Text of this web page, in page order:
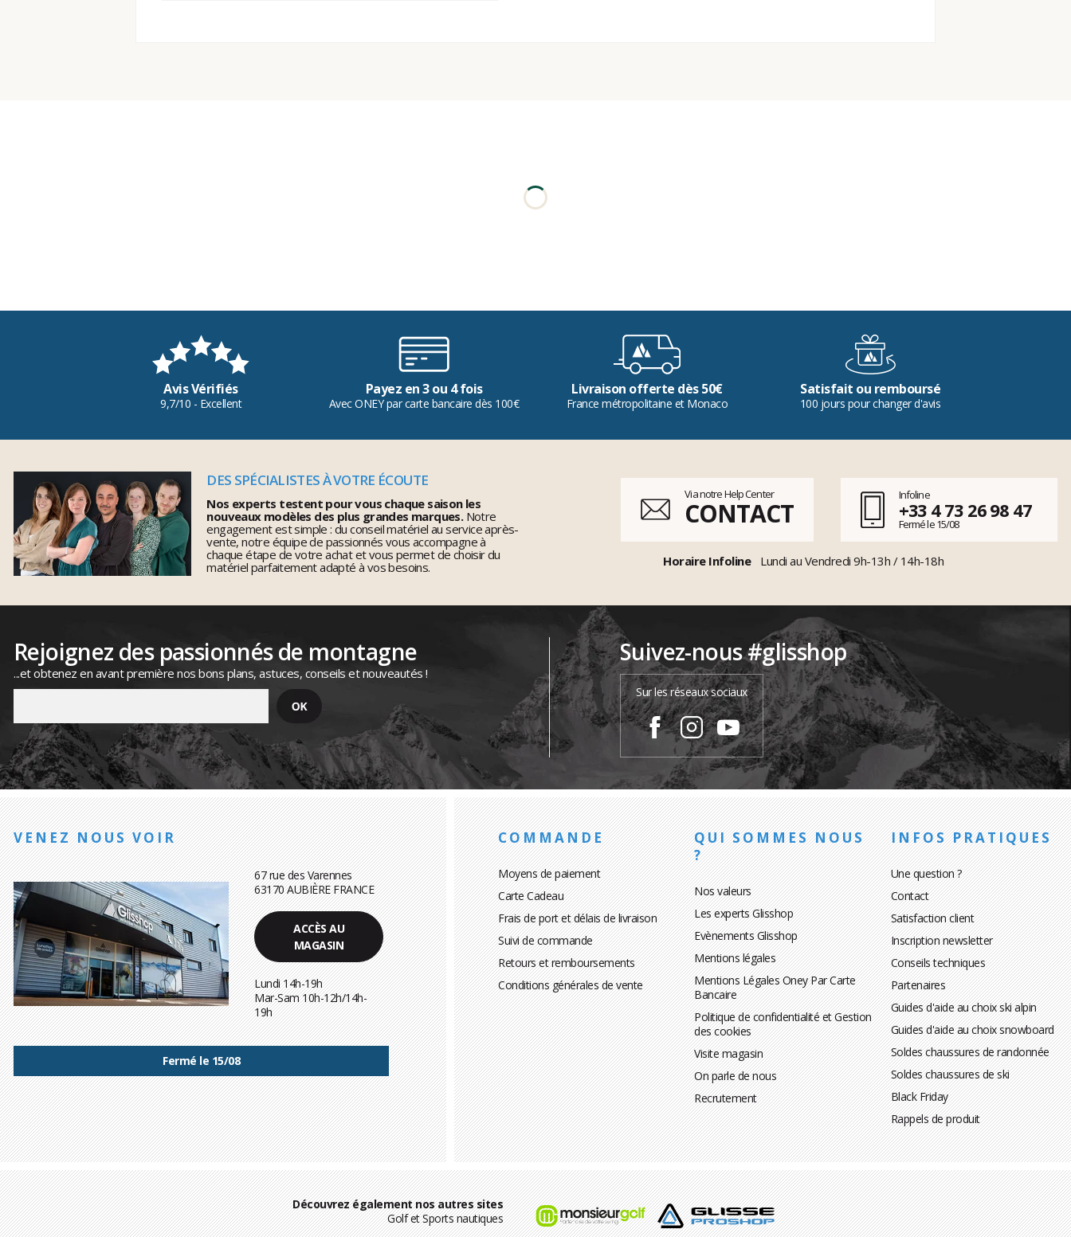
Avis Vérifiés
9,7/10 - Excellent
Payez en 3 ou 4 fois
Avec ONEY par carte bancaire dès 100€
Livraison offerte dès 50€
France métropolitaine et Monaco
Satisfait ou remboursé
100 jours pour changer d'avis
DES SPÉCIALISTES À VOTRE ÉCOUTE
Nos experts testent pour vous chaque saison les
nouveaux modèles des plus grandes marques.Notre
engagement est simple : du conseil matériel au service après-
vente, notre équipe de passionnés vous accompagne à
chaque étape de votre achat et vous permet de choisir du
matériel parfaitement adapté à vos besoins.
Via notre Help Center
CONTACT
Infoline
+33 4 73 26 98 47
Fermé le 15/08
Horaire Infoline Lundi au Vendredi 9h-13h / 14h-18h
Rejoignez des passionnés de montagne
...et obtenez en avant première nos bons plans, astuces, conseils et nouveautés !
Suivez-nous #glisshop
Sur les réseaux sociaux
VENEZ NOUS VOIR
67 rue des Varennes
63170 AUBIÈRE FRANCE
ACCÈS AU
MAGASIN
Lundi 14h-19h
Mar-Sam 10h-12h/14h-
19h
Fermé le 15/08
COMMANDE
Moyens de paiement
Carte Cadeau
Frais de port et délais de livraison
Suivi de commande
Retours et remboursements
Conditions générales de vente
QUI SOMMES NOUS
?
Nos valeurs
Les experts Glisshop
Evènements Glisshop
Mentions légales
Mentions Légales Oney Par Carte
Bancaire
Politique de confidentialité et Gestion
des cookies
Visite magasin
On parle de nous
Recrutement
INFOS PRATIQUES
Une question ?
Contact
Satisfaction client
Inscription newsletter
Conseils techniques
Partenaires
Guides d'aide au choix ski alpin
Guides d'aide au choix snowboard
Soldes chaussures de randonnée
Soldes chaussures de ski
Black Friday
Rappels de produit
Découvrez également nos autres sites
Golf et Sports nautiques